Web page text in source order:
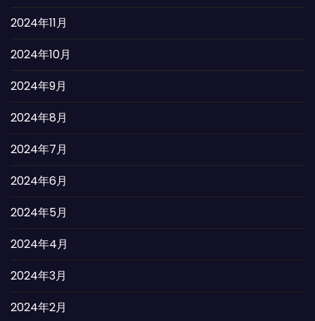
2024年11月
2024年10月
2024年9月
2024年8月
2024年7月
2024年6月
2024年5月
2024年4月
2024年3月
2024年2月